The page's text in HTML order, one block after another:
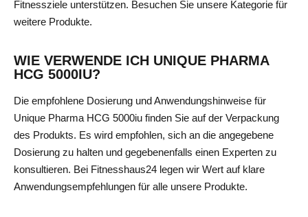
Fitnessziele unterstützen. Besuchen Sie unsere Kategorie für
weitere Produkte.
WIE VERWENDE ICH UNIQUE PHARMA
HCG 5000IU?
Die empfohlene Dosierung und Anwendungshinweise für
Unique Pharma HCG 5000iu finden Sie auf der Verpackung
des Produkts. Es wird empfohlen, sich an die angegebene
Dosierung zu halten und gegebenenfalls einen Experten zu
konsultieren. Bei Fitnesshaus24 legen wir Wert auf klare
Anwendungsempfehlungen für alle unsere Produkte.